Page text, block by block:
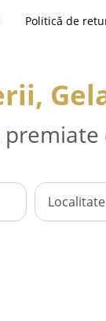
Politică de